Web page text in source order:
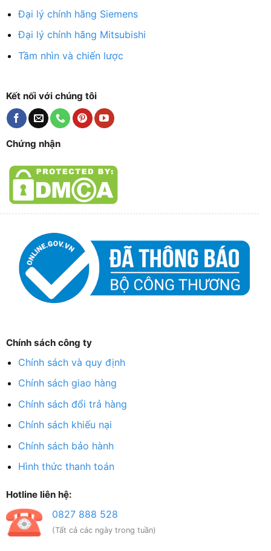
Đại lý chính hãng Siemens
Đại lý chính hãng Mitsubishi
Tầm nhìn và chiến lược
Kết nối với chúng tôi
Chứng nhận
Chính sách công ty
Chính sách và quy định
Chính sách giao hàng
Chính sách đổi trả hàng
Chính sách khiếu nại
Chính sách bảo hành
Hình thức thanh toán
Hotline liên hệ:
0827 888 528
(Tất cả các ngày trong tuần)